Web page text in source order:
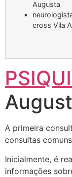
Augusta
cross Vila
A primeira
consultas
Inicialmente, é
informações